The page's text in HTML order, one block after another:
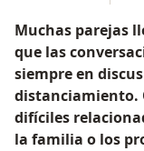
Muchas parejas
que las
siempre en
distanciamiento.
difíciles
la familia o los